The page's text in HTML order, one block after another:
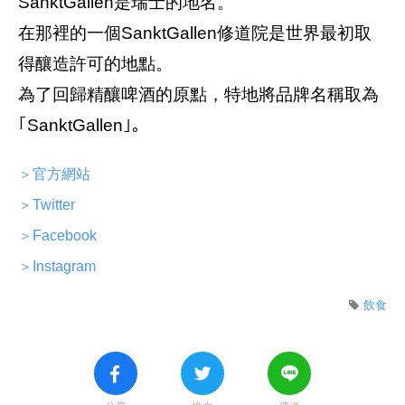
在那裡的一個SanktGallen修道院是世界最初取
得釀造許可的地點。
為了回歸精釀啤酒的原點，特地將品牌名稱取為
｢SanktGallen｣。
＞官方網站
＞Twitter
＞Facebook
＞Instagram
飲食